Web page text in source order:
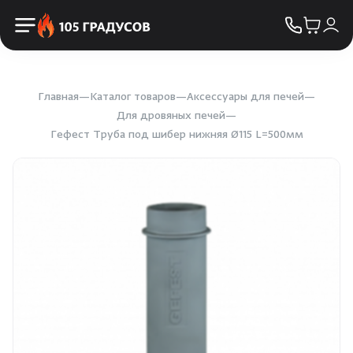
Освещение
Двери
Дымоходы
Главная Каталог товаров
Аксессуары для печей
Для дровяных печей
Гефест Труба под шибер нижняя Ø115 L=500мм